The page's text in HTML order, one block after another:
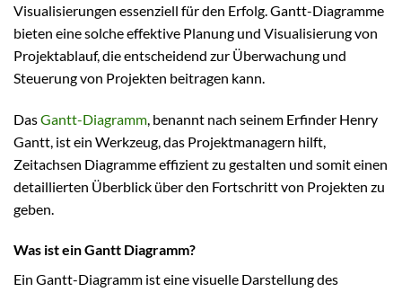
Visualisierungen essenziell für den Erfolg. Gantt-Diagramme
bieten eine solche effektive Planung und Visualisierung von
Projektablauf, die entscheidend zur Überwachung und
Steuerung von Projekten beitragen kann.
DasGantt-Diagramm , benannt nach seinem Erfinder Henry
Gantt, ist ein Werkzeug, das Projektmanagern hilft,
Zeitachsen Diagramme effizient zu gestalten und somit einen
detaillierten Überblick über den Fortschritt von Projekten zu
geben.
Was ist ein Gantt Diagramm?
Ein Gantt-Diagramm ist eine visuelle Darstellung des